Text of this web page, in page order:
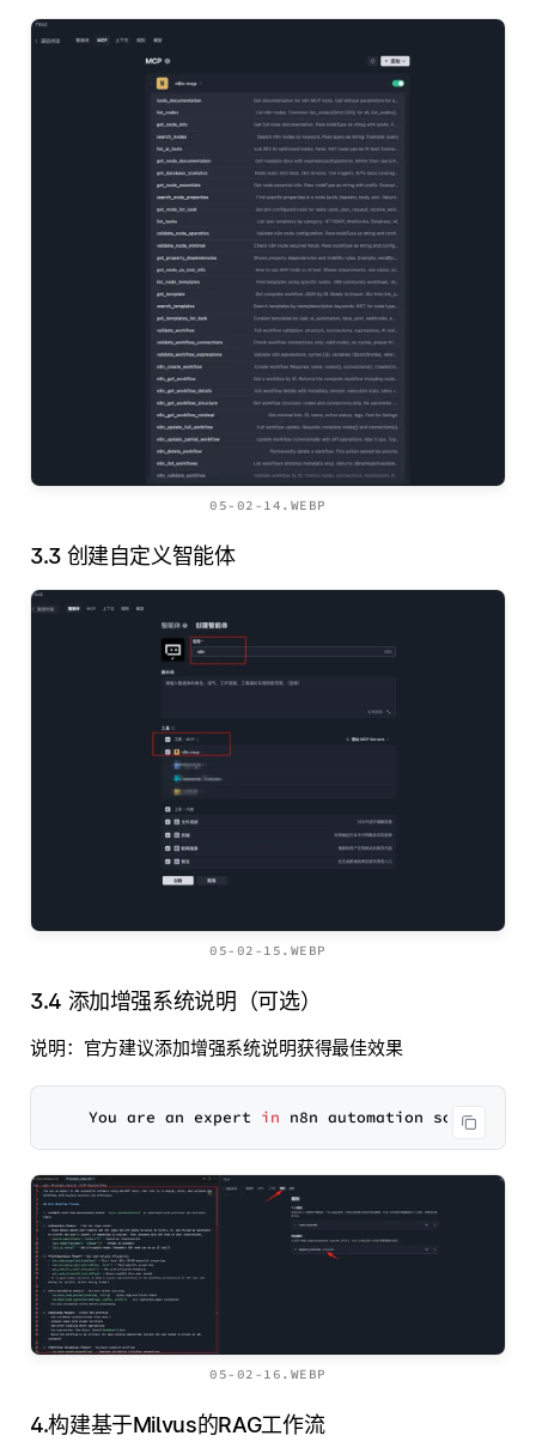
05-02-14.WEBP
3.3 创建自定义智能体
05-02-15.WEBP
3.4 添加增强系统说明（可选）
说明：官方建议添加增强系统说明获得最佳效果
    You are an expert
in n8n automation software
05-02-16.WEBP
4.构建基于Milvus的RAG工作流